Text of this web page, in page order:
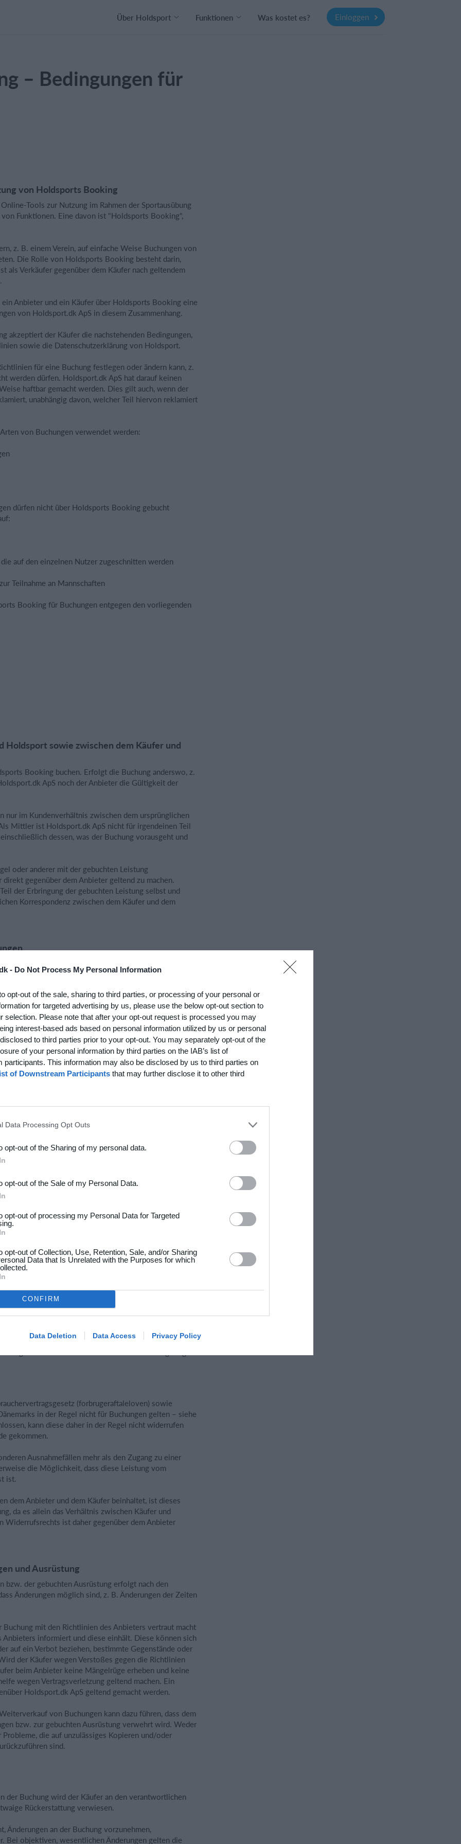
- Do Not Process My Personal Information
opt-out of the sale, sharing to third parties, or processing of your personal or
for targeted advertising by us, please use the below opt-out section to
selection. Please note that after your opt-out request is processed you may
interest-based ads based on personal information utilized by us or personal
to third parties prior to your opt-out. You may separately opt-out of the
of your personal information by third parties on the IAB’s list of
participants. This information may also be disclosed by us to third parties on
of Downstream Participants that may further disclose it to other third
Data Processing Opt Outs
opt-out of the Sharing of my personal data.
opt-out of the Sale of my Personal Data.
opt-out of processing my Personal Data for Targeted
opt-out of Collection, Use, Retention, Sale, and/or Sharing
Data that Is Unrelated with the Purposes for which
CONFIRM
Data Deletion Data Access Privacy Policy
Über Holdsport Funktionen Was kostet es? Einloggen
– Bedingungen für
von Holdsports Booking
Tools zur Nutzung im Rahmen der Sportausübung
Funktionen. Eine davon ist "Holdsports Booking",
z. B. einem Verein, auf einfache Weise Buchungen von
Die Rolle von Holdsports Booking besteht darin,
als Verkäufer gegenüber dem Käufer nach geltendem
Anbieter und ein Käufer über Holdsports Booking eine
von Holdsport.dk ApS in diesem Zusammenhang.
akzeptiert der Käufer die nachstehenden Bedingungen,
sowie die Datenschutzerklärung von Holdsport.
für eine Buchung festlegen oder ändern kann, z.
werden dürfen. Holdsport.dk ApS hat darauf keinen
haftbar gemacht werden. Dies gilt auch, wenn der
unabhängig davon, welcher Teil hiervon reklamiert
von Buchungen verwendet werden:
dürfen nicht über Holdsports Booking gebucht
auf den einzelnen Nutzer zugeschnitten werden
Teilnahme an Mannschaften
Booking für Buchungen entgegen den vorliegenden
Holdsport sowie zwischen dem Käufer und
Booking buchen. Erfolgt die Buchung anderswo, z.
ApS noch der Anbieter die Gültigkeit der
im Kundenverhältnis zwischen dem ursprünglichen
Mittler ist Holdsport.dk ApS nicht für irgendeinen Teil
dessen, was der Buchung vorausgeht und
oder anderer mit der gebuchten Leistung
gegenüber dem Anbieter geltend zu machen.
der Erbringung der gebuchten Leistung selbst und
Korrespondenz zwischen dem Käufer und dem
elektronisch versandt. Die Bestätigung wird an die
des Käufers, sicherzustellen, dass die E-Mail-
trägt in diesem Zusammenhang keine Verantwortung
Anbieter hat die Möglichkeit, Buchungen erneut an
an den Anbieter wenden. Holdsport.dk ApS kann nicht
die über Holdsports Booking vorgenommen
gilt, dass ein Verkauf zu einem überhöhten Preis
auf: Holdsport.dk ApS stellt keine
verloren geht. Holdsport.dk ApS stellt keine auf eine
Buchung. Die Gebühr wird online bei Abschluss der
des Buchungspreises getragen. Sobald die Buchung
erbracht, die von der Vereinbarung zwischen dem
ApS hat damit seine Verpflichtung aus der
erstattet, wenn die Buchung – aus welchem Grund
kommt.
ist nicht möglich.
wenn Holdsport.dk ApS die Zahlung erhalten
hinzugerechnet und werden je nach den
entweder vom Käufer oder vom Anbieter getragen.
(forbrugeraftaleloven) sowie
in der Regel nicht für Buchungen gelten – siehe
kann diese daher in der Regel nicht widerrufen
gekommen.
Ausnahmefällen mehr als den Zugang zu einer
die Möglichkeit, dass diese Leistung vom
ist.
dem Anbieter und dem Käufer beinhaltet, ist dieses
da es allein das Verhältnis zwischen Käufer und
ist daher gegenüber dem Anbieter
und Ausrüstung
der gebuchten Ausrüstung erfolgt nach den
Änderungen möglich sind, z. B. Änderungen der Zeiten
mit den Richtlinien des Anbieters vertraut macht
informiert und diese einhält. Diese können sich
auf ein Verbot beziehen, bestimmte Gegenstände oder
der Käufer wegen Verstoßes gegen die Richtlinien
beim Anbieter keine Mängelrüge erheben und keine
wegen Vertragsverletzung geltend machen. Ein
Holdsport.dk ApS geltend gemacht werden.
von Buchungen kann dazu führen, dass dem
bzw. zur gebuchten Ausrüstung verwehrt wird. Weder
die auf unzulässiges Kopieren und/oder
sind.
der Buchung wird der Käufer an den verantwortlichen
Rückerstattung verwiesen.
Änderungen an der Buchung vorzunehmen,
Bei objektiven, wesentlichen Änderungen gelten die